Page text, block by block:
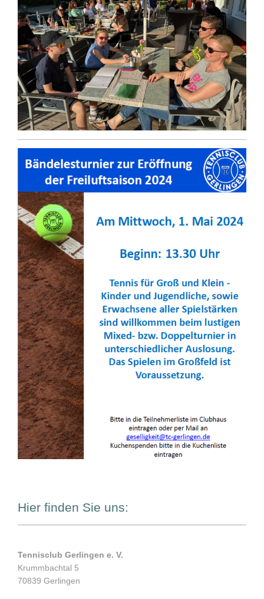
Hier finden Sie uns:
Tennisclub Gerlingen e. V.
Krummbachtal 5
70839 Gerlingen